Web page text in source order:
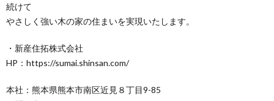
続けて
やさしく強い木の家の住まいを実現いたします。
・新産住拓株式会社
HP：https://sumai.shinsan.com/
本社：熊本県熊本市南区近見８丁目9-85